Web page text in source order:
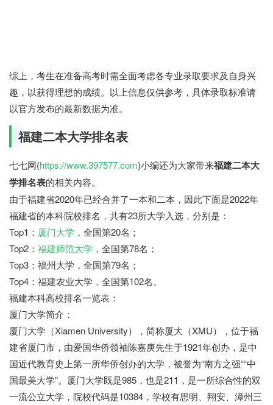
综上，考生在准备高考时需全面考虑各专业录取要求及自身兴
趣，以获得理想的成绩。以上信息仅供参考，具体录取标准请
以官方发布的最新数据为准。
福建二本大学排名表
七七网(https://www.397577.com)小编还为大家带来福建二本大
学排名表的相关内容。
由于福建省2020年已经合并了一本和二本，因此下面是2022年
福建省的本科院校排名，共有23所大学入选，分别是：
Top1： 厦门大学 ，全国第20名；
Top2： 福建师范大学 ，全国第78名；
Top3：福州大学，全国第79名；
Top4：福建农业大学，全国第102名。
福建本科高校排名一览表：
厦门大学简介：
厦门大学（Xiamen University），简称厦大（XMU），位于福
建省厦门市，由爱国华侨领袖陈嘉庚先生于1921年创办，是中
国近代教育史上第一所华侨创办的大学，被誉为“南方之强““中
国最美大学”。厦门大学既是985，也是211，是一所综合性的双
一流公立大学，院校代码是10384，学校有思明、翔安、漳州三